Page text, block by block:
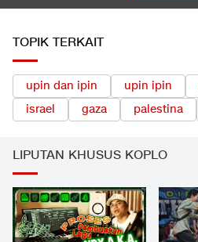
TOPIK TERKAIT
upin dan ipin upin ipin
israel
gaza palestina
LIPUTAN KHUSUS KOPLO